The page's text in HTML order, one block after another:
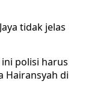
tidak jelas
polisi harus
Hairansyah di